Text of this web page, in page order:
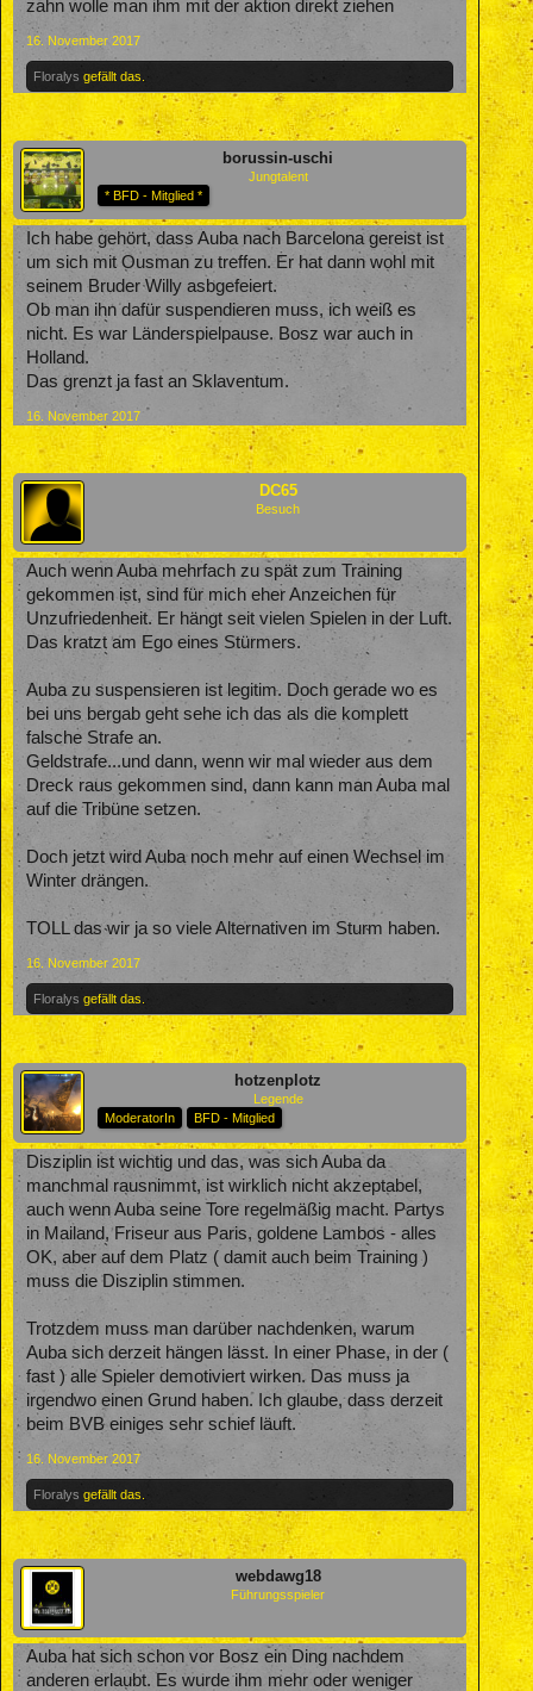
zahn wolle man ihm mit der aktion direkt ziehen
16. November 2017
Floralys gefällt das.
borussin-uschi
Jungtalent
* BFD - Mitglied *
Ich habe gehört, dass Auba nach Barcelona gereist ist
um sich mit Ousman zu treffen. Er hat dann wohl mit
seinem Bruder Willy asbgefeiert.
Ob man ihn dafür suspendieren muss, ich weiß es
nicht. Es war Länderspielpause. Bosz war auch in
Holland.
Das grenzt ja fast an Sklaventum.
16. November 2017
DC65
Besuch
Auch wenn Auba mehrfach zu spät zum Training
gekommen ist, sind für mich eher Anzeichen für
Unzufriedenheit. Er hängt seit vielen Spielen in der Luft.
Das kratzt am Ego eines Stürmers.
Auba zu suspensieren ist legitim. Doch gerade wo es
bei uns bergab geht sehe ich das als die komplett
falsche Strafe an.
Geldstrafe...und dann, wenn wir mal wieder aus dem
Dreck raus gekommen sind, dann kann man Auba mal
auf die Tribüne setzen.
Doch jetzt wird Auba noch mehr auf einen Wechsel im
Winter drängen.
TOLL das wir ja so viele Alternativen im Sturm haben.
16. November 2017
Floralys gefällt das.
hotzenplotz
Legende
ModeratorIn
BFD - Mitglied
Disziplin ist wichtig und das, was sich Auba da
manchmal rausnimmt, ist wirklich nicht akzeptabel,
auch wenn Auba seine Tore regelmäßig macht. Partys
in Mailand, Friseur aus Paris, goldene Lambos - alles
OK, aber auf dem Platz ( damit auch beim Training )
muss die Disziplin stimmen.
Trotzdem muss man darüber nachdenken, warum
Auba sich derzeit hängen lässt. In einer Phase, in der (
fast ) alle Spieler demotiviert wirken. Das muss ja
irgendwo einen Grund haben. Ich glaube, dass derzeit
beim BVB einiges sehr schief läuft.
16. November 2017
Floralys gefällt das.
webdawg18
Führungsspieler
Auba hat sich schon vor Bosz ein Ding nachdem
anderen erlaubt. Es wurde ihm mehr oder weniger